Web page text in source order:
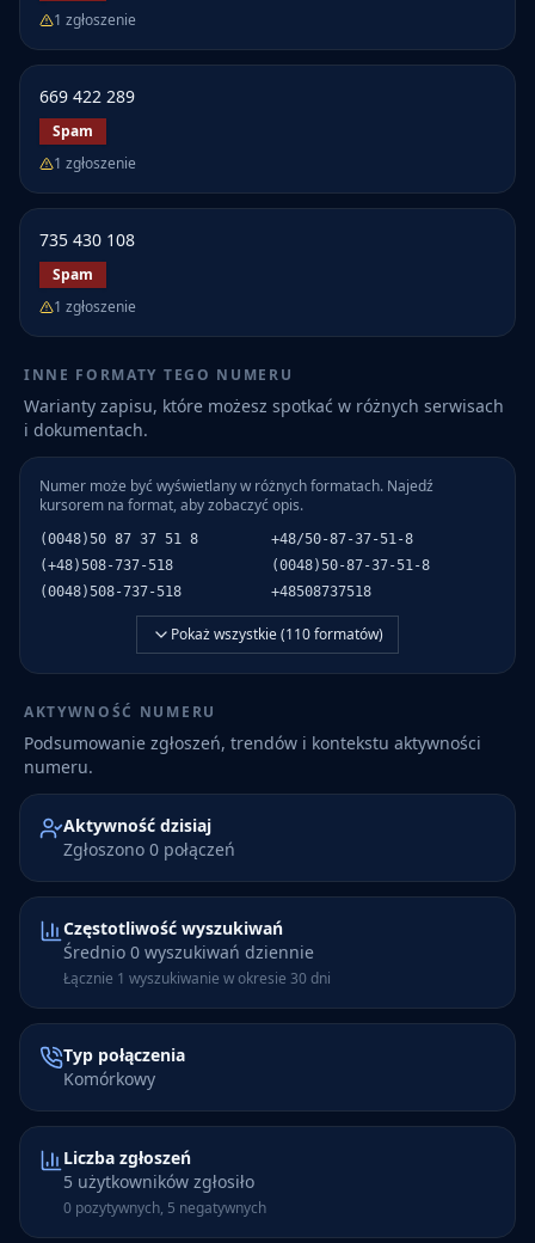
1 zgłoszenie
669 422 289
Spam
1 zgłoszenie
735 430 108
Spam
1 zgłoszenie
INNE FORMATY TEGO NUMERU
Warianty zapisu, które możesz spotkać w różnych serwisach
i dokumentach.
Numer może być wyświetlany w różnych formatach. Najedź
kursorem na format, aby zobaczyć opis.
(0048)50 87 37 51 8
+48/50-87-37-51-8
(+48)508-737-518
(0048)50-87-37-51-8
(0048)508-737-518
+48508737518
Pokaż wszystkie (110formatów)
AKTYWNOŚĆ NUMERU
Podsumowanie zgłoszeń, trendów i kontekstu aktywności
numeru.
Aktywność dzisiaj
Zgłoszono 0 połączeń
Częstotliwość wyszukiwań
Średnio 0 wyszukiwań dziennie
Łącznie 1 wyszukiwanie w okresie 30 dni
Typ połączenia
Komórkowy
Liczba zgłoszeń
5 użytkowników zgłosiło
0 pozytywnych, 5 negatywnych